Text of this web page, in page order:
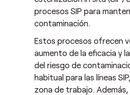
procesos SIP para
contaminación.
Estos procesos ofrecen
aumento de la eficacia y
del riesgo de
habitual para las líneas
zona de trabajo.